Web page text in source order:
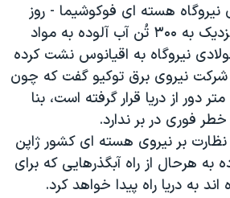
«سی‌پک»
چین
هسته ای فوکوشیما - روز
گذشته گفته بود که نزدیک به ۳۰۰ تُن آب آلوده به مواد
نیروگاه به اقیانوس نشت کرده
شرکت نیروی برق توکیو گفت که چون
از دریا قرار گرفته است، بنا
فوری در بر ندارد.
بر نیروی هسته ای کشور ژاپن
به هرحال از راه آبگذرهایی که برای
به دریا راه پیدا خواهد کرد.